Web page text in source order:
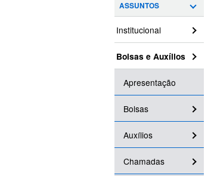
ASSUNTOS
Institucional
Bolsas e Auxílios
Apresentação
Bolsas
Auxílios
Chamadas